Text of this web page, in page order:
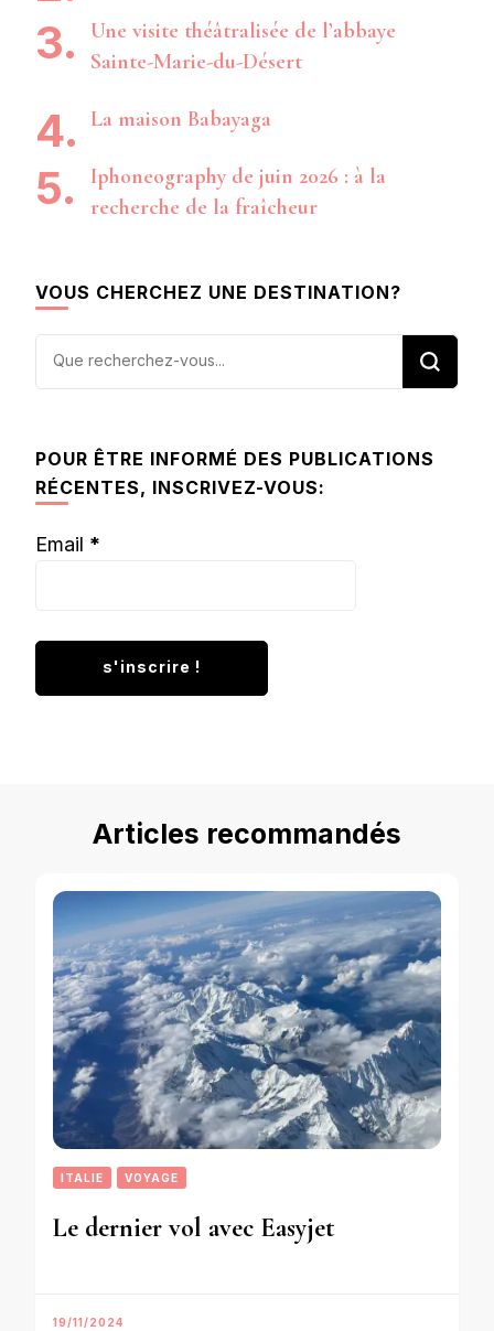
Une visite théâtralisée de l’abbaye
Sainte-Marie-du-Désert
La maison Babayaga
Iphoneography de juin 2026 : à la
recherche de la fraîcheur
VOUS CHERCHEZ UNE DESTINATION?
Vous
POUR ÊTRE INFORMÉ DES PUBLICATIONS
RÉCENTES, INSCRIVEZ-VOUS:
Email *
Articles recommandés
ITALIE VOYAGE
Le dernier vol avec Easyjet
19/11/2024